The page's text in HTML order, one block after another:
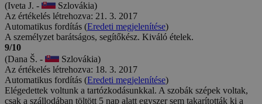
(Iveta J. -
Szlovákia)
Az értékelés létrehozva: 21. 3. 2017
Automatikus fordítás (Eredeti megjelenítése)
A személyzet barátságos, segítőkész. Kiváló ételek.
9/10
(Dana Š. -
Szlovákia)
Az értékelés létrehozva: 18. 3. 2017
Automatikus fordítás (Eredeti megjelenítése)
Elégedettek voltunk a tartózkodásunkkal. A szobák szépek voltak,
csak a szállodában töltött 5 nap alatt egyszer sem takarították ki a